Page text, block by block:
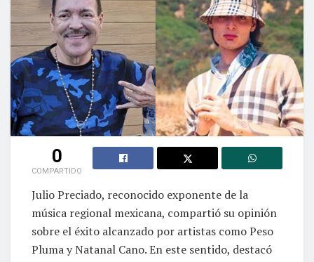
0
COMPARTIDO
Julio Preciado, reconocido exponente de la
música regional mexicana, compartió su opinión
sobre el éxito alcanzado por artistas como Peso
Pluma y Natanal Cano. En este sentido, destacó